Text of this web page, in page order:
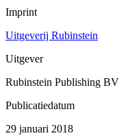
Imprint
Uitgeverij Rubinstein
Uitgever
Rubinstein Publishing BV
Publicatiedatum
29 januari 2018